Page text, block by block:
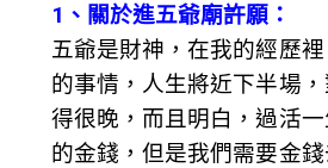
1、關於進五爺廟許願：
五爺是財神，在我的經歷
的事情，人生將近下半場
得很晚，而且明白，過活
的金錢，但是我們需要金錢